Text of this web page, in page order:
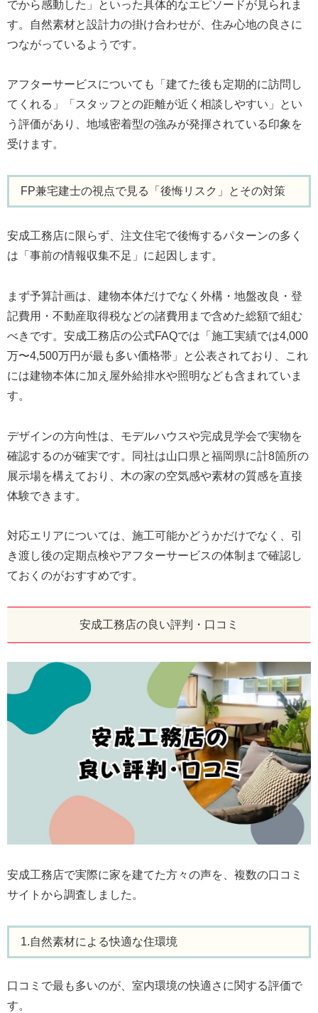
でから感動した」といった具体的なエピソードが見られま
す。自然素材と設計力の掛け合わせが、住み心地の良さに
つながっているようです。
アフターサービスについても「建てた後も定期的に訪問し
てくれる」「スタッフとの距離が近く相談しやすい」とい
う評価があり、地域密着型の強みが発揮されている印象を
受けます。
FP兼宅建士の視点で見る「後悔リスク」とその対策
安成工務店に限らず、注文住宅で後悔するパターンの多く
は「事前の情報収集不足」に起因します。
まず予算計画は、建物本体だけでなく外構・地盤改良・登
記費用・不動産取得税などの諸費用まで含めた総額で組む
べきです。安成工務店の公式FAQでは「施工実績では4,000
万〜4,500万円が最も多い価格帯」と公表されており、これ
には建物本体に加え屋外給排水や照明なども含まれていま
す。
デザインの方向性は、モデルハウスや完成見学会で実物を
確認するのが確実です。同社は山口県と福岡県に計8箇所の
展示場を構えており、木の家の空気感や素材の質感を直接
体験できます。
対応エリアについては、施工可能かどうかだけでなく、引
き渡し後の定期点検やアフターサービスの体制まで確認し
ておくのがおすすめです。
安成工務店の良い評判・口コミ
安成工務店で実際に家を建てた方々の声を、複数の口コミ
サイトから調査しました。
1.自然素材による快適な住環境
口コミで最も多いのが、室内環境の快適さに関する評価で
す。